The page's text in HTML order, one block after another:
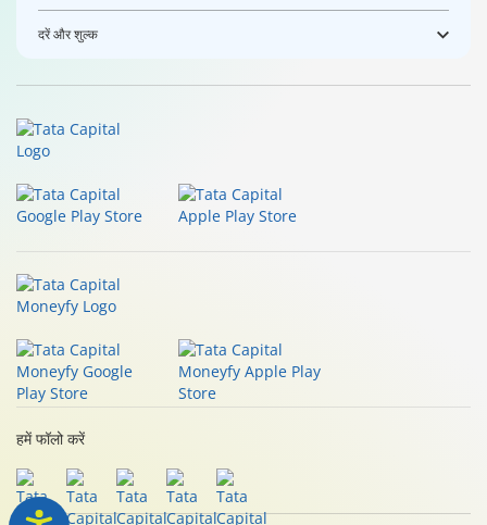
दरें और शुल्क
हमें फॉलो करें